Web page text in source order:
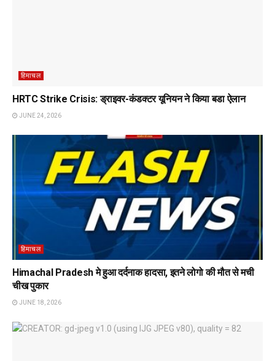
हिमाचल
HRTC Strike Crisis: ड्राइवर-कंडक्टर यूनियन ने किया बडा ऐलान
JUNE 24, 2026
हिमाचल
Himachal Pradesh मे हुआ दर्दनाक हादसा, इतने लोगो की मौत से मची
चीख पुकार
JUNE 18, 2026